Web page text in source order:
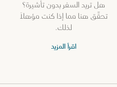
هل تريد السفر بدون تأشيرة؟
تحقّق هنا مما إذا كنت مؤهلاً
لذلك.
اقرأ المزيد